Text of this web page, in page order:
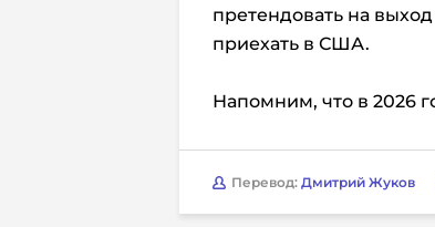
претендовать на
приехать в США.
Напомним, что в 2026
Перевод: Дмитрий Жуков